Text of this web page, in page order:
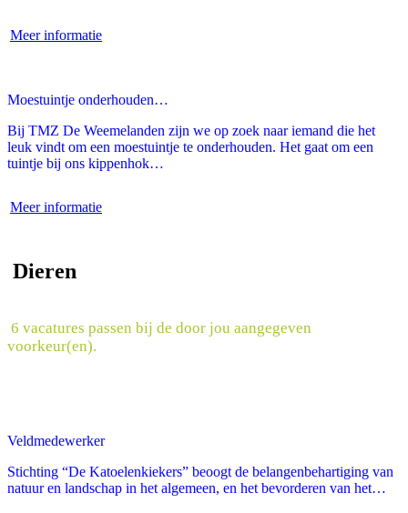
Meer informatie
Moestuintje onderhouden…
Bij TMZ De Weemelanden zijn we op zoek naar iemand die het
leuk vindt om een moestuintje te onderhouden. Het gaat om een
tuintje bij ons kippenhok…
Meer informatie
Dieren
6 vacatures passen bij de door jou aangegeven
voorkeur(en).
Veldmedewerker
Stichting “De Katoelenkiekers” beoogt de belangenbehartiging van
natuur en landschap in het algemeen, en het bevorderen van het…